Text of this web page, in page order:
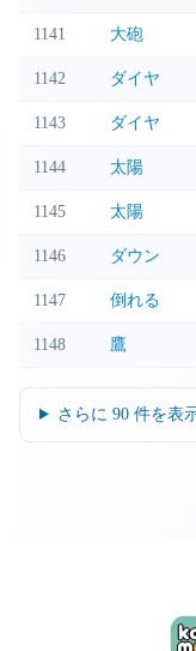
1141 大砲
1142 ダイヤ
1143 ダイヤ
1144 太陽
1145 太陽
1146 ダウン
1147 倒れる
1148 鷹
さらに 90件を表